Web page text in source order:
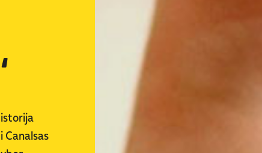
Canalsas